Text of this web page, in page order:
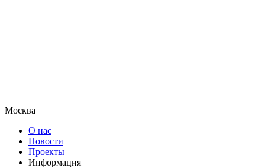
Москва
О нас
Новости
Проекты
Информация